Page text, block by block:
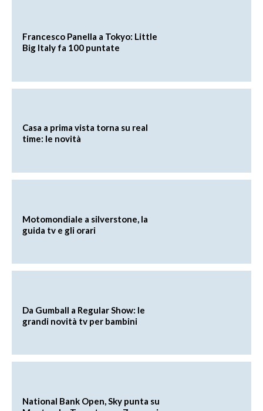
Francesco Panella a Tokyo: Little
Big Italy fa 100 puntate
Casa a prima vista torna su real
time: le novità
Motomondiale a silverstone, la
guida tv e gli orari
Da Gumball a Regular Show: le
grandi novità tv per bambini
National Bank Open, Sky punta su